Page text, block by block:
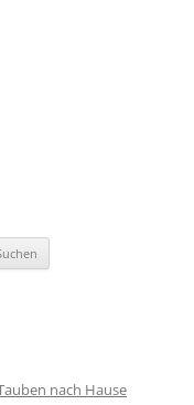
nach Hause